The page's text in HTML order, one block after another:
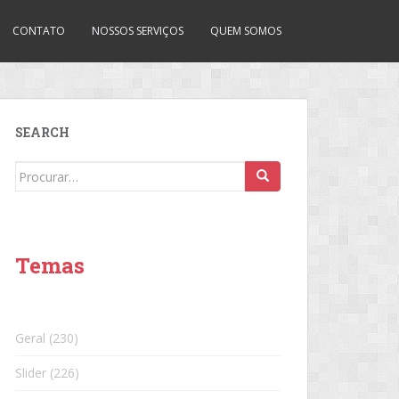
CONTATO NOSSOS SERVIÇOS QUEM SOMOS
SEARCH
Search
Temas
Geral (230)
Slider (226)